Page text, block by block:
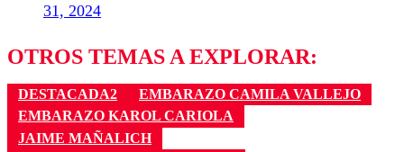
31, 2024
OTROS TEMAS A EXPLORAR:
DESTACADA2
EMBARAZO CAMILA VALLEJO
EMBARAZO KAROL CARIOLA
JAIME MAÑALICH